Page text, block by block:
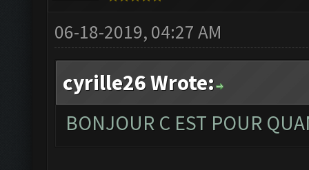
06-18-2019, 04:27 AM
cyrille26 Wrote:
BONJOUR C EST POUR